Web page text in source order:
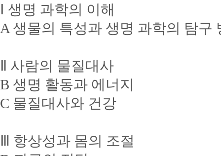
Ⅰ 생명 과학의 이해
A 생물의 특성과 생명 과학의 탐구
Ⅱ 사람의 물질대사
B 생명 활동과 에너지
C 물질대사와 건강
Ⅲ 항상성과 몸의 조절